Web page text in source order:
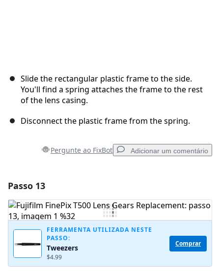
Slide the rectangular plastic frame to the side.
You'll find a spring attaches the frame to the rest
of the lens casing.
Disconnect the plastic frame from the spring.
Pergunte ao FixBot Adicionar um comentário
Comentar
Postar comentário
Passo 13
FERRAMENTA UTILIZADA NESTE
PASSO:
Tweezers
$4.99
Comprar